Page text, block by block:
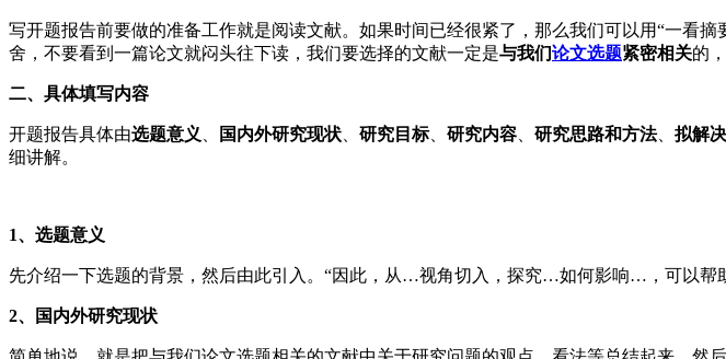
写开题报告前要做的准备工作就是阅读文献。如果时间已经很紧了，那么我们可以用“一看
舍，不要看到一篇论文就闷头往下读，我们要选择的文献一定是与我们论文选题紧密相关的
二、具体填写内容
开题报告具体由选题意义 国内外研究现状 研究目标、 研究内容 研究思路和方法、 拟解
细讲解。
1、 选题意义
先介绍一下选题的背景，然后由此引入。“因此，从…视角切入，探究…如何影响…，可以
2、国内外研究现状